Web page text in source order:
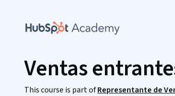
Ventas
This course is part ofRepresentante de